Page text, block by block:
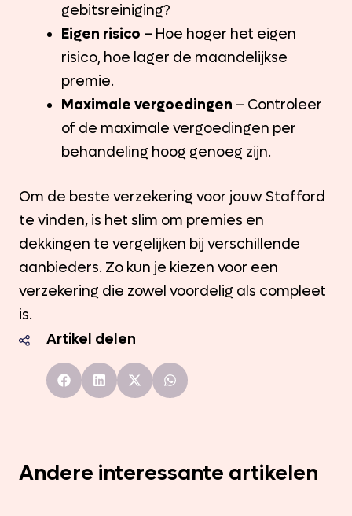
gebitsreiniging?
Eigen risico – Hoe hoger het eigen
risico, hoe lager de maandelijkse
premie.
Maximale vergoedingen – Controleer
of de maximale vergoedingen per
behandeling hoog genoeg zijn.
Om de beste verzekering voor jouw Stafford
te vinden, is het slim om premies en
dekkingen te vergelijken bij verschillende
aanbieders. Zo kun je kiezen voor een
verzekering die zowel voordelig als compleet
is.
Artikel delen
Andere interessante artikelen